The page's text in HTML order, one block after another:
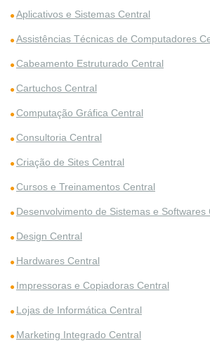
Aplicativos e Sistemas Central
Assistências Técnicas de Computadores
Cabeamento Estruturado Central
Cartuchos Central
Computação Gráfica Central
Consultoria Central
Criação de Sites Central
Cursos e Treinamentos Central
Desenvolvimento de Sistemas e Softwares
Design Central
Hardwares Central
Impressoras e Copiadoras Central
Lojas de Informática Central
Marketing Integrado Central